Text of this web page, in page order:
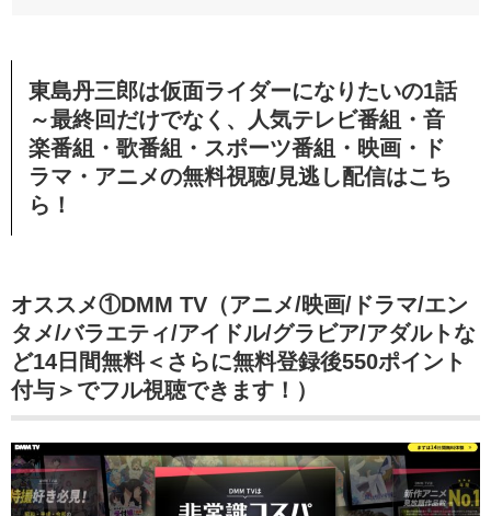
東島丹三郎は仮面ライダーになりたいの1話
～最終回だけでなく、
人気テレビ番組・音
楽番組・歌番組・スポーツ番組・映画・ド
ラマ・アニメの無料視聴/見逃し配信はこち
ら！
オススメ①DMM TV（アニメ/映画/ドラマ/エン
タメ/バラエティ/アイドル/グラビア/アダルトな
ど14日間無料＜さらに無料登録後550ポイント
付与＞でフル視聴できます！）